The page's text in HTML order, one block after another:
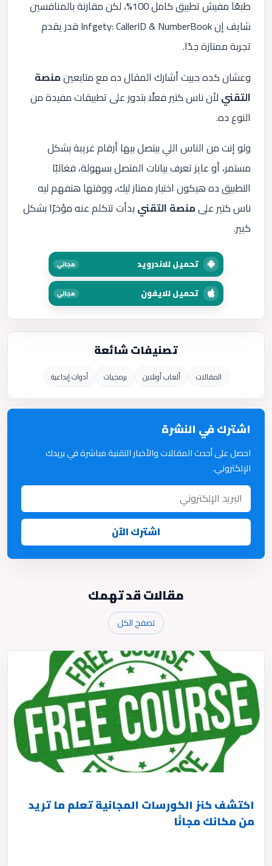
تصنيفات شائعة
المقالات ألعاب أونلاين برمجيات أدوات إبداعية
اشترك في النشرة
احصل على أحدث المقالات والأخبار التقنية مباشرة في بريدك
الإلكتروني.
اشترك الآن
طبعًا مفيش تطبيق كامل 100%، لكن مقارنة بالمنافسين
شايف إن Infgety: CallerID & NumberBook قدر يقدم
تجربة ممتازة جدًا.
وعشان كده حبيت أشارك المقال ده مع متابعينمنصة
التقني لأن ناس كتير فعلًا بتدور على تطبيقات مفيدة من
النوع ده.
ولو إنت من الناس اللي بيتصل بيها أرقام غريبة بشكل
مستمر، أو عايز تعرف بيانات المتصل بسهولة، فغالبًا
التطبيق ده هيكون اختيار ممتاز ليك، ووقتها هتفهم ليه
ناس كتير علىمنصة التقني بدأت تتكلم عنه مؤخرًا بشكل
كبير.
تحميل للاندرويد مجاني
تحميل للايفون مجاني
مقالات قد تهمك
تصفح الكل
اكتشف كنز الكورسات المجانية تعلم ما تريد
من مكانك مجانًا